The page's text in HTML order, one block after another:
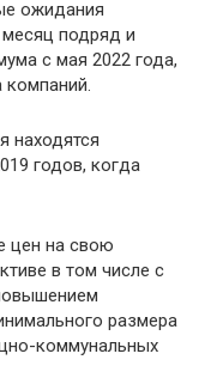
ожидания
месяц подряд и
с мая 2022 года,
находятся
годов, когда
цен на свою
в том числе с
размера
коммунальных